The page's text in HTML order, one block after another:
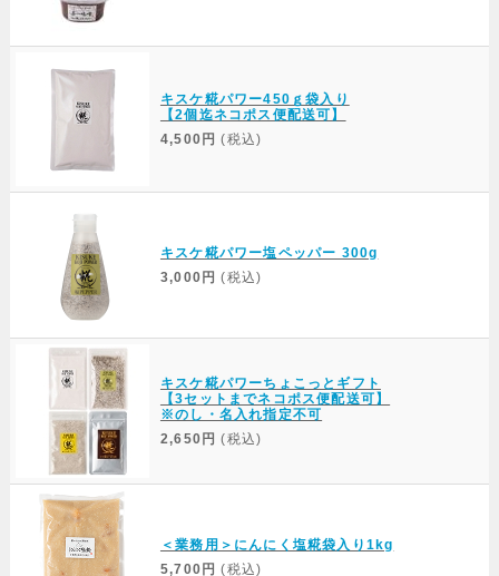
キスケ糀パワー450ｇ袋入り
【2個迄ネコポス便配送可】
4,500円 (税込)
キスケ糀パワー塩ペッパー 300g
3,000円 (税込)
キスケ糀パワーちょこっとギフト
【3セットまでネコポス便配送可】
※のし・名入れ指定不可
2,650円 (税込)
＜業務用＞にんにく塩糀袋入り1kg
5,700円 (税込)